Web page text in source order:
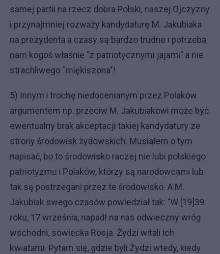
samej partii na rzecz dobra Polski, naszej Ojczyzny
i przynajmniej rozważy kandydaturę M. Jakubiaka
na prezydenta a czasy są bardzo trudne i potrzeba
nam kogoś właśnie "z patriotycznymi jajami" a nie
strachliwego "miękiszona"!
5) Innym i trochę niedocenianym przez Polaków
argumentem np. przeciw M. Jakubiakowi może być
ewentualny brak akceptacji takiej kandydatury ze
strony środowisk żydowskich. Musiałem o tym
napisać, bo to środowisko raczej nie lubi polskiego
patriotyzmu i Polaków, którzy są narodowcami lub
tak są postrzegani przez te środowisko. A M.
Jakubiak swego czasów powiedział tak: "W [19]39
roku, 17 września, napadł na nas odwieczny wróg
wschodni, sowiecka Rosja. Żydzi witali ich
kwiatami. Pytam się, gdzie byli Żydzi wtedy, kiedy